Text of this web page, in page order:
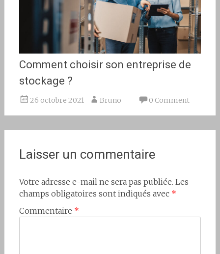
Comment choisir son entreprise de
stockage ?
26 octobre 2021 Bruno 0 Comment
Laisser un commentaire
Votre adresse e-mail ne sera pas publiée. Les
champs obligatoires sont indiqués avec *
Commentaire *